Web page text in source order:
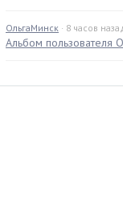
ОльгаМинск · 8 часов
Альбом пользователя